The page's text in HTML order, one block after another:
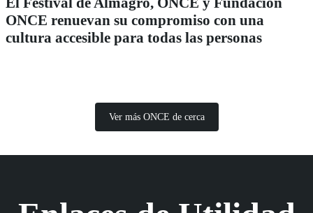
ONCE renuevan su compromiso con una
cultura accesible para todas las personas
Ver más ONCE de cerca